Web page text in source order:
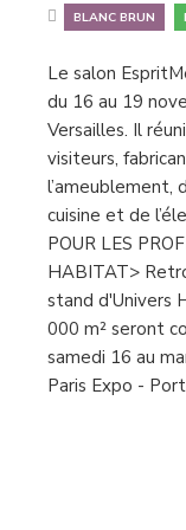
BLANC BRUN
Le salon
du 16 au 19
Versailles. Il
visiteurs,
l’ameublement,
cuisine et de
POUR LES
HABITAT>
stand d'Univers
000 m² seront
samedi 16 au
Paris Expo -